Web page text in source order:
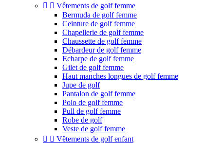
  Vêtements de golf femme
Bermuda de golf femme
Ceinture de golf femme
Chapellerie de golf femme
Chaussette de golf femme
Débardeur de golf femme
Echarpe de golf femme
Gilet de golf femme
Haut manches longues de golf femme
Jupe de golf
Pantalon de golf femme
Polo de golf femme
Pull de golf femme
Robe de golf
Veste de golf femme
  Vêtements de golf enfant